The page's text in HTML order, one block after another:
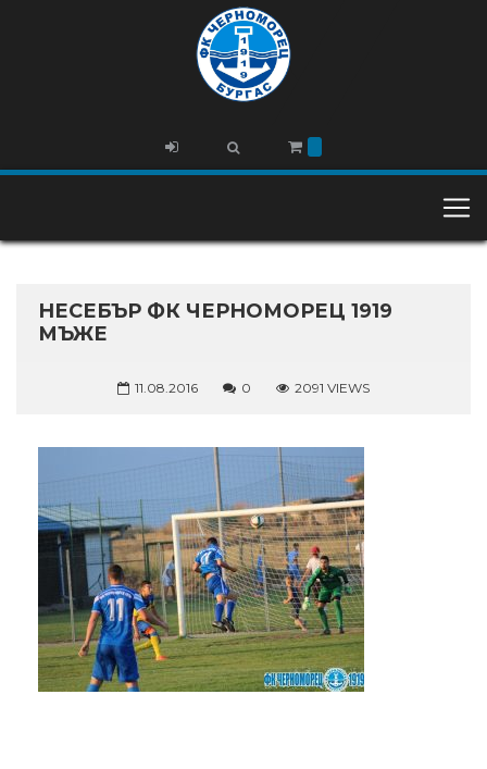
НЕСЕБЪР ФК ЧЕРНОМОРЕЦ 1919
МЪЖЕ
11.08.2016 0 2091 VIEWS